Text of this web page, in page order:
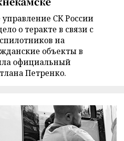
управление СК России
о теракте в связи с
на
объекты в
официальный
Петренко.